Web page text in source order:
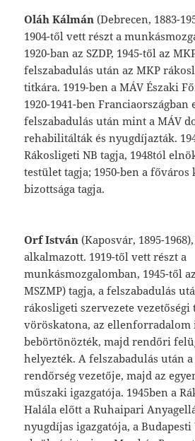
OláhKálmán (Debrecen, 1883-
1904-tőlvettrészta
1920-banazSZDP, 1945-tőlaz
felszabadulásutánazMKP
titkára. 1919-benaMÁVÉszaki
1920-1941-benFranciaországban
felszabadulásutánmintaMÁV
rehabilitáltákésnyugdíjazták.
Rákosligeti NBtagja, 1948tól
testülettagja; 1950-benafőváros
bizottságatagja.
OrfIstván(Kaposvár, 1895-
alkalmazott. 1919-tőlvettrészta
munkásmozgalomban, 1945-től
MSZMP)tagja,afelszabadulás
rákosligeti szervezetevezetőségi
vöröskatona,azellenforradalom
bebörtönözték,majdrendőri
helyezték. Afelszabadulásután
rendőrségvezetője,majdaz
műszakiigazgatója. 1945bena
HalálaelőttaRuhaipari
nyugdíjasigazgatója,aBudapesti